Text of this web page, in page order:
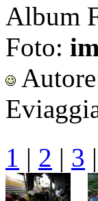
Album
Foto:
1 | 2 | 3 |